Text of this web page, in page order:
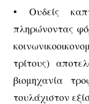
• Ουδείς
πληρώνοντας
τρίτους)
βιομηχανία
τουλάχιστον